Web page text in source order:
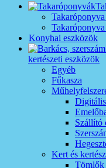
Konyhai eszközök
kertészeti eszközök
Egyéb
Fűkasza
Szállító
Kert és
Tömlők